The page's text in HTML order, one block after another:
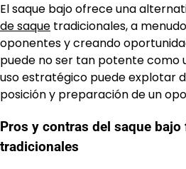
El saque bajo ofrece una
de saque tradicionales, a
oponentes y creando
puede no ser tan potente como
uso estratégico puede explotar
posición y preparación de un
Pros y contras del saque
tradicionales